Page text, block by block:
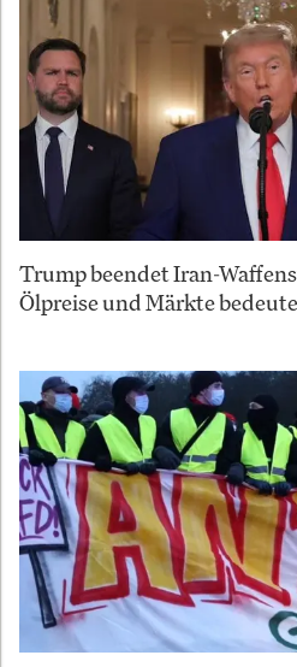
Trump beendet Iran-
Ölpreise und Märkte